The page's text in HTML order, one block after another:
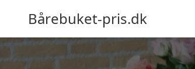
Bårebuket-pris.dk